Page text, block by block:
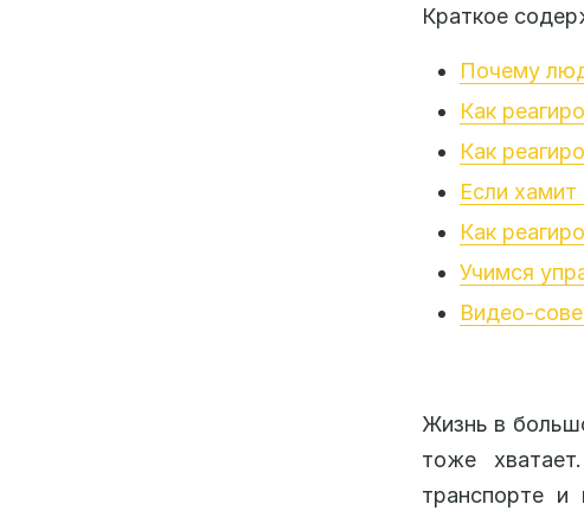
Краткое
Почему
Как
Как
Если
Как
Учимся
Видео-
Жизнь в
тоже
транспорте